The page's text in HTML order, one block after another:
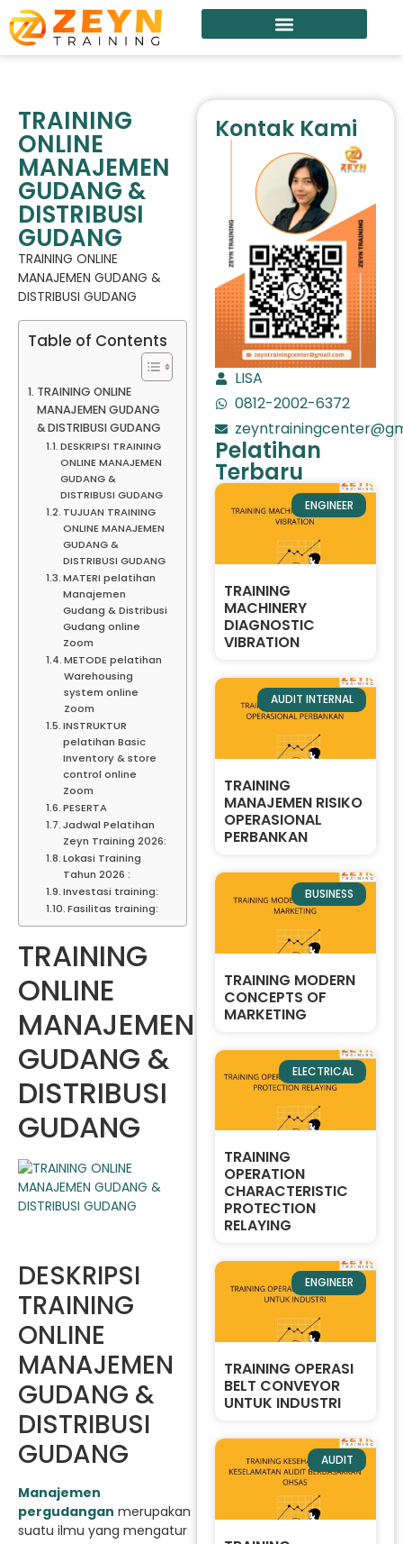
TRAINING
ONLINE
MANAJEMEN
GUDANG &
DISTRIBUSI
GUDANG
TRAINING ONLINE
MANAJEMEN GUDANG &
DISTRIBUSI GUDANG
Table of Contents
TRAINING ONLINE
MANAJEMEN GUDANG
& DISTRIBUSI GUDANG
DESKRIPSI TRAINING
ONLINE MANAJEMEN
GUDANG &
DISTRIBUSI GUDANG
TUJUAN TRAINING
ONLINE MANAJEMEN
GUDANG &
DISTRIBUSI GUDANG
MATERI pelatihan
Manajemen
Gudang & Distribusi
Gudang online
Zoom
METODE pelatihan
Warehousing
system online
Zoom
INSTRUKTUR
pelatihan Basic
Inventory & store
control online
Zoom
PESERTA
Jadwal Pelatihan
Zeyn Training 2026:
Lokasi Training
Tahun 2026 :
Investasi training:
Fasilitas training:
TRAINING
ONLINE
MANAJEMEN
GUDANG &
DISTRIBUSI
GUDANG
DESKRIPSI
TRAINING
ONLINE
MANAJEMEN
GUDANG &
DISTRIBUSI
GUDANG
Manajemen
pergudangan merupakan
suatu ilmu yang mengatur
Kontak Kami
LISA
0812-2002-6372
Pelatihan
Terbaru
ENGINEER
TRAINING
MACHINERY
DIAGNOSTIC
VIBRATION
AUDIT INTERNAL
TRAINING
MANAJEMEN RISIKO
OPERASIONAL
PERBANKAN
BUSINESS
TRAINING MODERN
CONCEPTS OF
MARKETING
ELECTRICAL
TRAINING
OPERATION
CHARACTERISTIC
PROTECTION
RELAYING
ENGINEER
TRAINING OPERASI
BELT CONVEYOR
UNTUK INDUSTRI
AUDIT